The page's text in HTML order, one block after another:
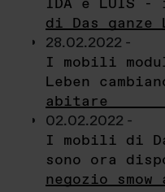
di Das ganze
28.02.2022 -
I mobili
Leben
abitare
02.02.2022 -
I mobili di
sono ora
negozio smow